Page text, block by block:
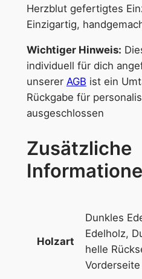
Herzblut gefertigtes
Einzigartig,
Wichtiger Hinweis:
individuell für dich
unserer AGB ist ein
Rückgabe für
ausgeschlossen
Zusätzliche
Holzart
Dunkles
Edelholz,
helle